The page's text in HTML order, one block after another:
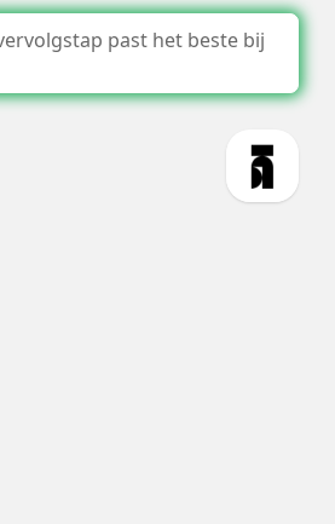
past het beste bij